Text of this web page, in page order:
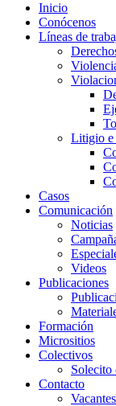
Inicio
Conócenos
Líneas de
Litigio e
Casos
Comunicación
Noticias
Videos
Publicaciones
Formación
Micrositios
Colectivos
Solecito
Contacto
Vacantes